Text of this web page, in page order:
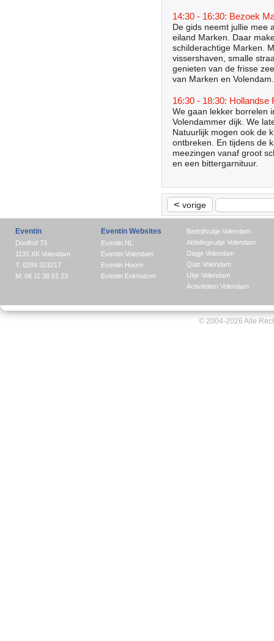
14:30 - 16:30: Bezoek
De gids neemt jullie mee
eiland Marken. Daar
schilderachtige Marken.
vissershaven, smalle
genieten van de frisse
van Marken en Volendam.
16:30 - 18:30: Hollandse
We gaan lekker borrelen
Volendammer dijk. We
Natuurlijk mogen ook de
ontbreken. En tijdens de
meezingen vanaf groot
en een bittergarnituur.
< vorige
Eventin
Doolhof 73
1131 XK Volendam
T: 0299 323217
M: 06 11 38 51 23
Eventin Websites
Eventin.NL
Eventin Volendam
Eventin Hoorn
Eventin Enkhuizen
Bedrijfsuitje Volendam
Afdelingsuitje Volendam
Dagje Volendam
Quiz Volendam
Uitje Volendam
Activiteiten Volendam
© 2004-2026 Alle